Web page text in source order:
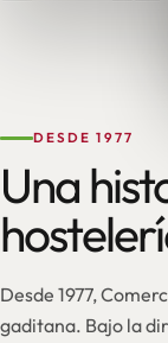
DESDE 1977
Una
Desde 1977,
gaditana. Bajo la